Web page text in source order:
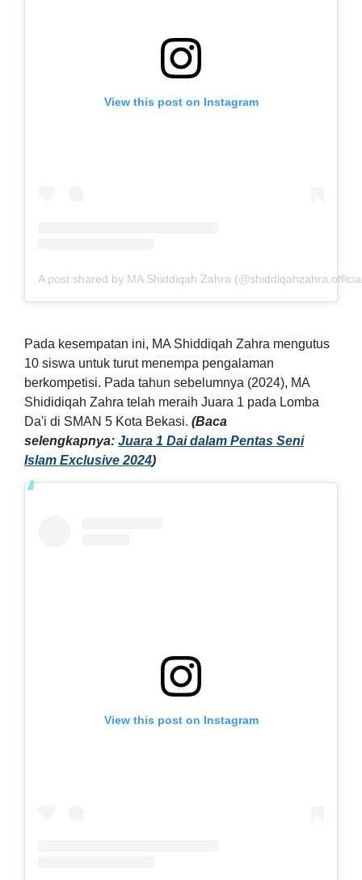
View this post on Instagram
A post shared by MA Shiddiqah Zahra
Pada kesempatan ini, MA Shiddiqah Zahra mengutus
10 siswa untuk turut menempa pengalaman
berkompetisi. Pada tahun sebelumnya (2024), MA
Shididiqah Zahra telah meraih Juara 1 pada Lomba
Da'i di SMAN 5 Kota Bekasi. (Baca
selengkapnya: Juara 1 Dai dalam Pentas Seni
Islam Exclusive 2024)
View this post on Instagram